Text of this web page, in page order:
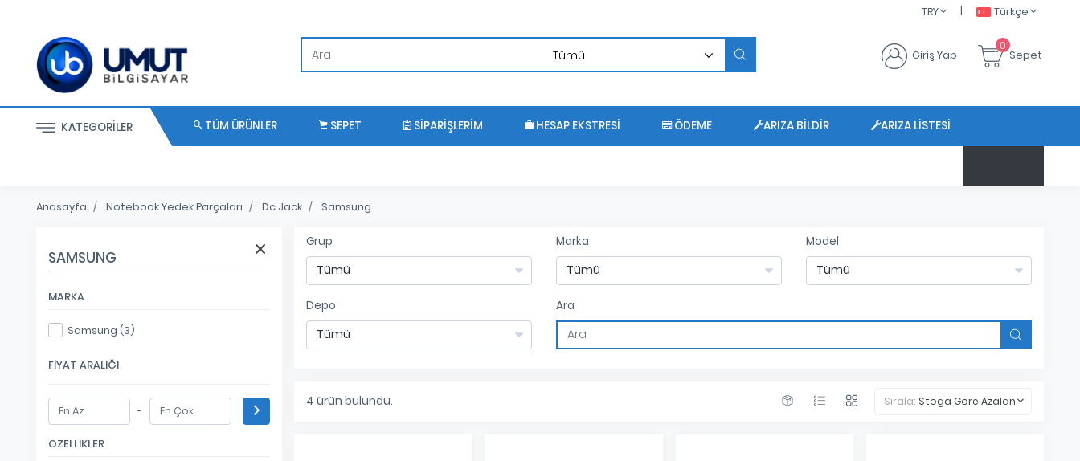
Türkçe
|
TRY
Giriş Yap
0
Sepet
KATEGORILER TÜM ÜRÜNLER SEPET SIPARIŞLERIM HESAP EKSTRESI ÖDEME ARIZA BILDIR ARIZA LISTESI
Anasayfa Notebook Yedek Parçaları Dc Jack Samsung
SAMSUNG
MARKA
Samsung (3)
FIYAT ARALIĞI
-
ÖZELLIKLER
Grup Marka Model
Depo Ara
4 ürün bulundu. Sırala: Stoğa Göre Azalan